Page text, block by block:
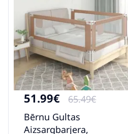
51.99€
65.49€
Bērnu Gultas
Aizsargbarjera,